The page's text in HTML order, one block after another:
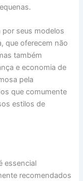
seus modelos
que oferecem não
também
e economia de
pela
que comumente
estilos de
essencial
recomendados